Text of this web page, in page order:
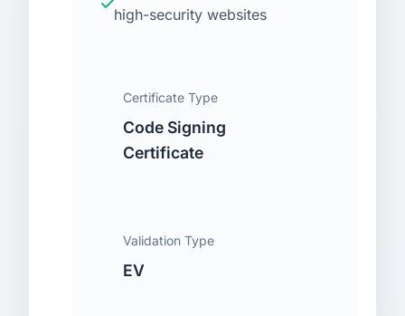
high-security websites
Certificate Type
Code Signing
Certificate
Validation Type
EV